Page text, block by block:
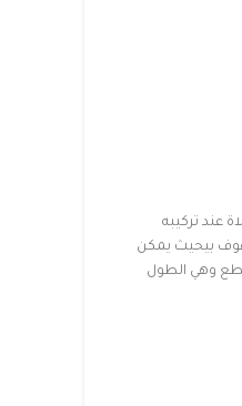
عند تركيبه
أوضاع للجلوس والوقوف بيحيث يمكن
عمود واحدة للجلوس او قطعتين للجلوس على الكنب او 3 قطع وهي الطول